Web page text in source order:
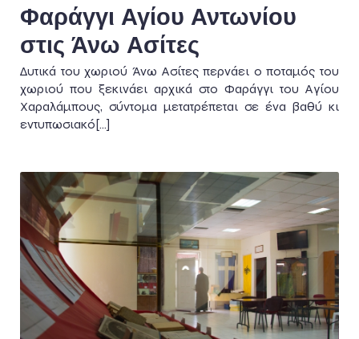
Φαράγγι Αγίου Αντωνίου
στις Άνω Ασίτες
Δυτικά του χωριού Άνω Ασίτες περνάει ο ποταμός του
χωριού που ξεκινάει αρχικά στο Φαράγγι του Αγίου
Χαραλάμπους, σύντομα μετατρέπεται σε ένα βαθύ κι
εντυπωσιακό[…]